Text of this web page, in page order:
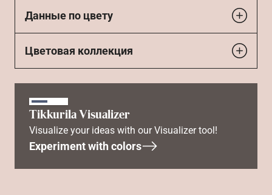
Данные по цвету
Цветовая коллекция
Tikkurila Visualizer
Visualize your ideas with our Visualizer tool!
Experiment with colors